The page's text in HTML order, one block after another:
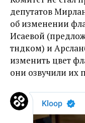
депутатов
об изменении
Исаевой
түндүком) и
изменить цвет
они озвучили их